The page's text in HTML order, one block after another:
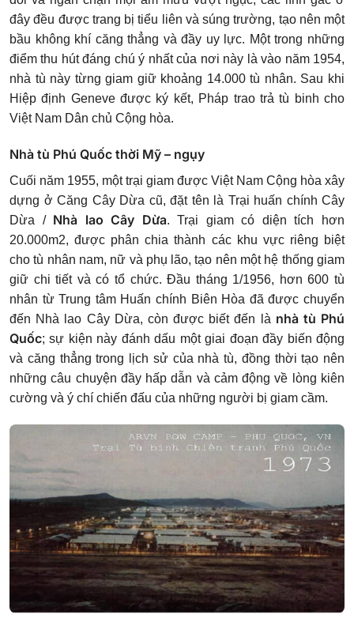
đây đều được trang bị tiểu liên và súng trường, tạo nên một
bầu không khí căng thẳng và đầy uy lực. Một trong những
điểm thu hút đáng chú ý nhất của nơi này là vào năm 1954,
nhà tù này từng giam giữ khoảng 14.000 tù nhân. Sau khi
Hiệp định Geneve được ký kết, Pháp trao trả tù binh cho
Việt Nam Dân chủ Cộng hòa.
Nhà tù Phú Quốc thời Mỹ – ngụy
Cuối năm 1955, một trại giam được Việt Nam Cộng hòa xây
dựng ở Căng Cây Dừa cũ, đặt tên là Trại huấn chính Cây
Dừa / Nhà lao Cây Dừa. Trại giam có diện tích hơn
20.000m2, được phân chia thành các khu vực riêng biệt
cho tù nhân nam, nữ và phụ lão, tạo nên một hệ thống giam
giữ chi tiết và có tổ chức. Đầu tháng 1/1956, hơn 600 tù
nhân từ Trung tâm Huấn chính Biên Hòa đã được chuyển
đến Nhà lao Cây Dừa, còn được biết đến là nhà tù Phú
Quốc; sự kiện này đánh dấu một giai đoạn đầy biến động
và căng thẳng trong lịch sử của nhà tù, đồng thời tạo nên
những câu chuyện đầy hấp dẫn và cảm động về lòng kiên
cường và ý chí chiến đấu của những người bị giam cầm.